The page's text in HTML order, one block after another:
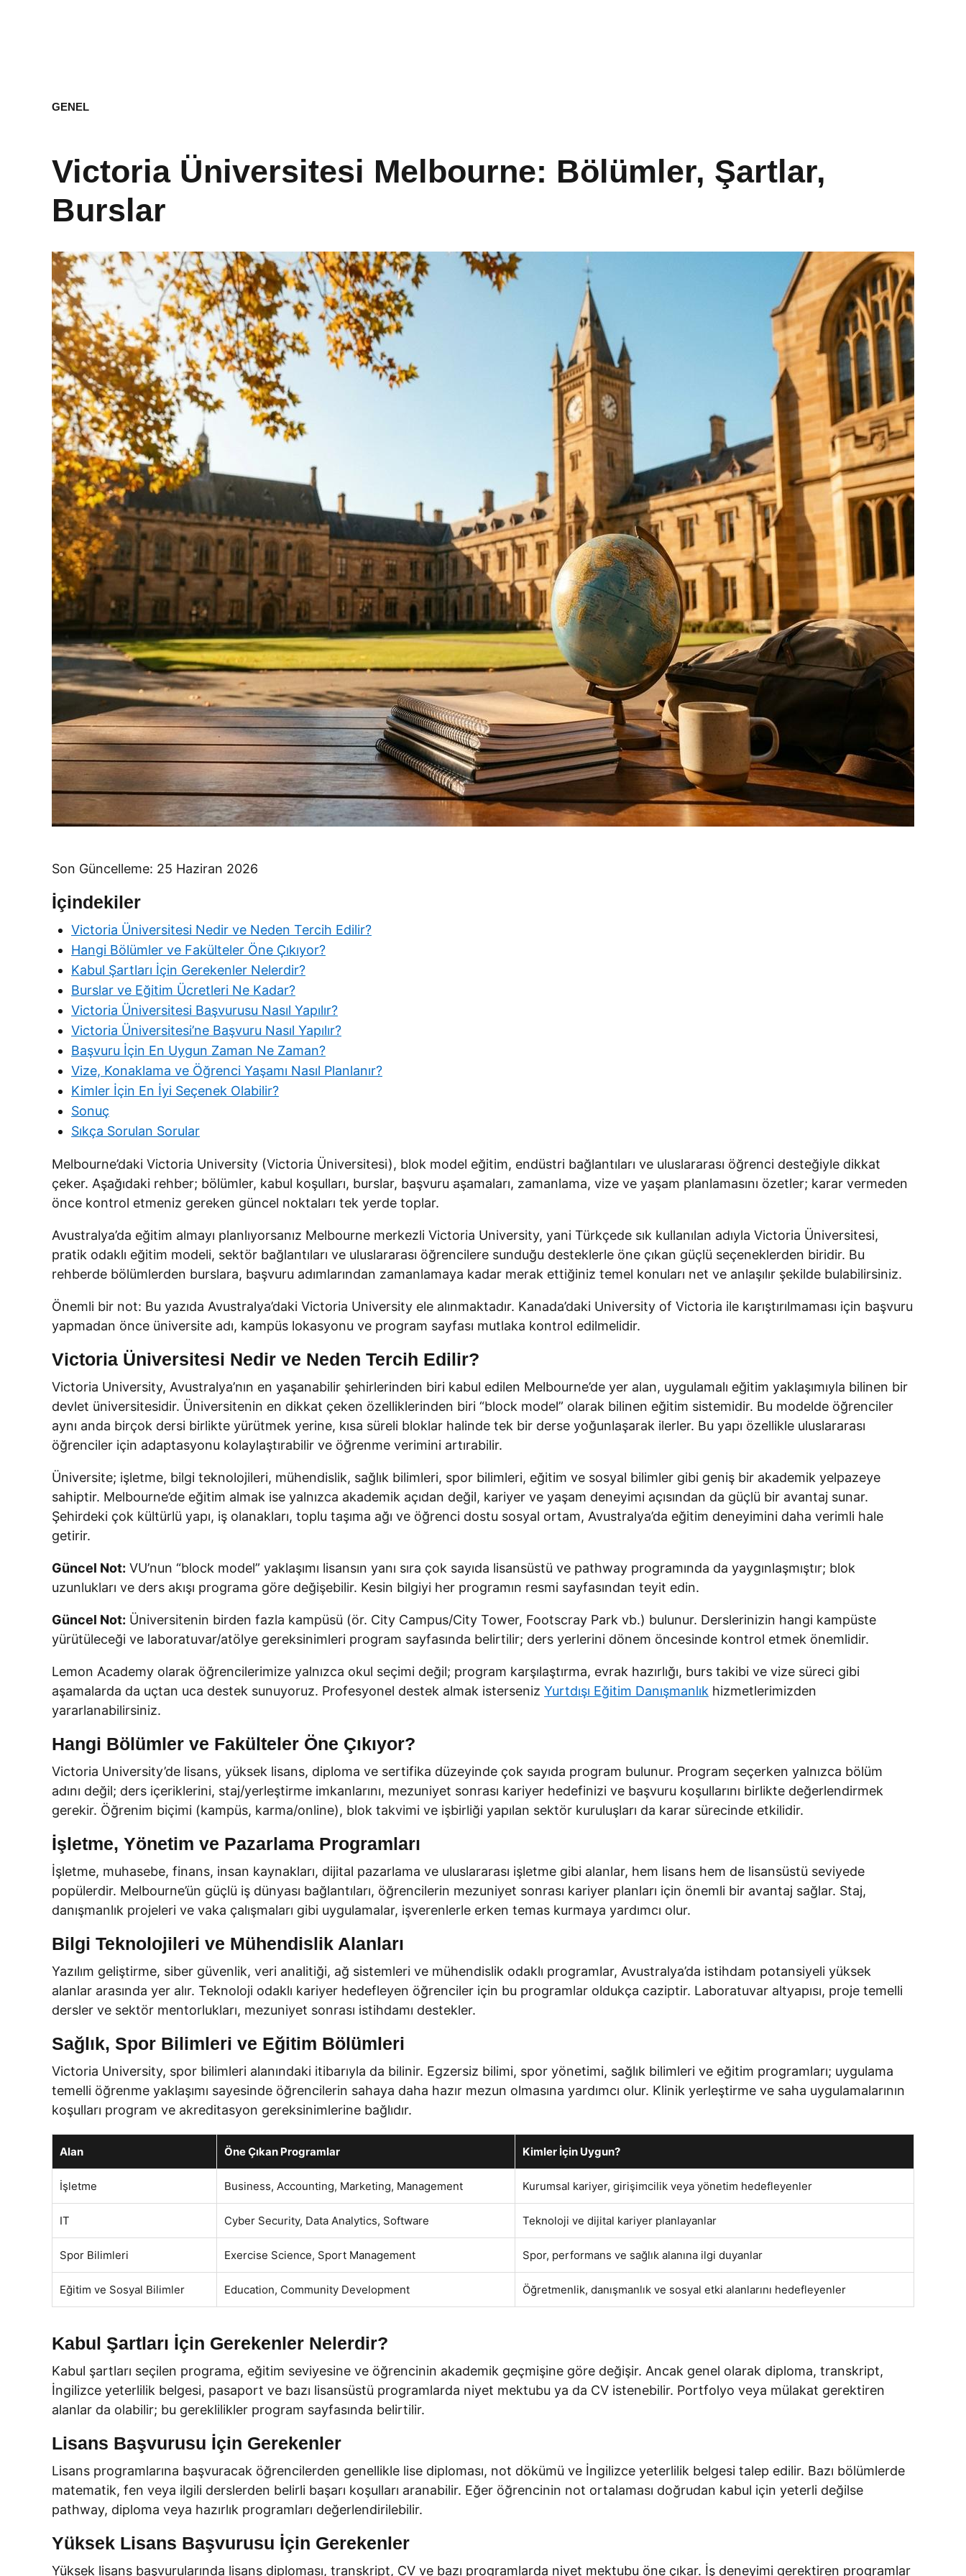
GENEL
Victoria Üniversitesi Melbourne: Bölümler, Şartlar,
Burslar
Son Güncelleme: 25 Haziran 2026
İçindekiler
Victoria Üniversitesi Nedir ve Neden Tercih Edilir?
Hangi Bölümler ve Fakülteler Öne Çıkıyor?
Kabul Şartları İçin Gerekenler Nelerdir?
Burslar ve Eğitim Ücretleri Ne Kadar?
Victoria Üniversitesi Başvurusu Nasıl Yapılır?
Victoria Üniversitesi’ne Başvuru Nasıl Yapılır?
Başvuru İçin En Uygun Zaman Ne Zaman?
Vize, Konaklama ve Öğrenci Yaşamı Nasıl Planlanır?
Kimler İçin En İyi Seçenek Olabilir?
Sonuç
Sıkça Sorulan Sorular
Melbourne’daki Victoria University (Victoria Üniversitesi), blok model eğitim, endüstri bağlantıları ve uluslararası öğrenci desteğiyle dikkat
çeker. Aşağıdaki rehber; bölümler, kabul koşulları, burslar, başvuru aşamaları, zamanlama, vize ve yaşam planlamasını özetler; karar vermeden
önce kontrol etmeniz gereken güncel noktaları tek yerde toplar.
Avustralya’da eğitim almayı planlıyorsanız Melbourne merkezli Victoria University, yani Türkçede sık kullanılan adıyla Victoria Üniversitesi,
pratik odaklı eğitim modeli, sektör bağlantıları ve uluslararası öğrencilere sunduğu desteklerle öne çıkan güçlü seçeneklerden biridir. Bu
rehberde bölümlerden burslara, başvuru adımlarından zamanlamaya kadar merak ettiğiniz temel konuları net ve anlaşılır şekilde bulabilirsiniz.
Önemli bir not: Bu yazıda Avustralya’daki Victoria University ele alınmaktadır. Kanada’daki University of Victoria ile karıştırılmaması için başvuru
yapmadan önce üniversite adı, kampüs lokasyonu ve program sayfası mutlaka kontrol edilmelidir.
Victoria Üniversitesi Nedir ve Neden Tercih Edilir?
Victoria University, Avustralya’nın en yaşanabilir şehirlerinden biri kabul edilen Melbourne’de yer alan, uygulamalı eğitim yaklaşımıyla bilinen bir
devlet üniversitesidir. Üniversitenin en dikkat çeken özelliklerinden biri “block model” olarak bilinen eğitim sistemidir. Bu modelde öğrenciler
aynı anda birçok dersi birlikte yürütmek yerine, kısa süreli bloklar halinde tek bir derse yoğunlaşarak ilerler. Bu yapı özellikle uluslararası
öğrenciler için adaptasyonu kolaylaştırabilir ve öğrenme verimini artırabilir.
Üniversite; işletme, bilgi teknolojileri, mühendislik, sağlık bilimleri, spor bilimleri, eğitim ve sosyal bilimler gibi geniş bir akademik yelpazeye
sahiptir. Melbourne’de eğitim almak ise yalnızca akademik açıdan değil, kariyer ve yaşam deneyimi açısından da güçlü bir avantaj sunar.
Şehirdeki çok kültürlü yapı, iş olanakları, toplu taşıma ağı ve öğrenci dostu sosyal ortam, Avustralya’da eğitim deneyimini daha verimli hale
getirir.
Güncel Not: VU’nun “block model” yaklaşımı lisansın yanı sıra çok sayıda lisansüstü ve pathway programında da yaygınlaşmıştır; blok
uzunlukları ve ders akışı programa göre değişebilir. Kesin bilgiyi her programın resmi sayfasından teyit edin.
Güncel Not: Üniversitenin birden fazla kampüsü (ör. City Campus/City Tower, Footscray Park vb.) bulunur. Derslerinizin hangi kampüste
yürütüleceği ve laboratuvar/atölye gereksinimleri program sayfasında belirtilir; ders yerlerini dönem öncesinde kontrol etmek önemlidir.
Lemon Academy olarak öğrencilerimize yalnızca okul seçimi değil; program karşılaştırma, evrak hazırlığı, burs takibi ve vize süreci gibi
aşamalarda da uçtan uca destek sunuyoruz. Profesyonel destek almak isterseniz Yurtdışı Eğitim Danışmanlık hizmetlerimizden
yararlanabilirsiniz.
Hangi Bölümler ve Fakülteler Öne Çıkıyor?
Victoria University’de lisans, yüksek lisans, diploma ve sertifika düzeyinde çok sayıda program bulunur. Program seçerken yalnızca bölüm
adını değil; ders içeriklerini, staj/yerleştirme imkanlarını, mezuniyet sonrası kariyer hedefinizi ve başvuru koşullarını birlikte değerlendirmek
gerekir. Öğrenim biçimi (kampüs, karma/online), blok takvimi ve işbirliği yapılan sektör kuruluşları da karar sürecinde etkilidir.
İşletme, Yönetim ve Pazarlama Programları
İşletme, muhasebe, finans, insan kaynakları, dijital pazarlama ve uluslararası işletme gibi alanlar, hem lisans hem de lisansüstü seviyede
popülerdir. Melbourne’ün güçlü iş dünyası bağlantıları, öğrencilerin mezuniyet sonrası kariyer planları için önemli bir avantaj sağlar. Staj,
danışmanlık projeleri ve vaka çalışmaları gibi uygulamalar, işverenlerle erken temas kurmaya yardımcı olur.
Bilgi Teknolojileri ve Mühendislik Alanları
Yazılım geliştirme, siber güvenlik, veri analitiği, ağ sistemleri ve mühendislik odaklı programlar, Avustralya’da istihdam potansiyeli yüksek
alanlar arasında yer alır. Teknoloji odaklı kariyer hedefleyen öğrenciler için bu programlar oldukça caziptir. Laboratuvar altyapısı, proje temelli
dersler ve sektör mentorlukları, mezuniyet sonrası istihdamı destekler.
Sağlık, Spor Bilimleri ve Eğitim Bölümleri
Victoria University, spor bilimleri alanındaki itibarıyla da bilinir. Egzersiz bilimi, spor yönetimi, sağlık bilimleri ve eğitim programları; uygulama
temelli öğrenme yaklaşımı sayesinde öğrencilerin sahaya daha hazır mezun olmasına yardımcı olur. Klinik yerleştirme ve saha uygulamalarının
koşulları program ve akreditasyon gereksinimlerine bağlıdır.
Alan Öne Çıkan Programlar Kimler İçin Uygun?
İşletme Business, Accounting, Marketing, Management Kurumsal kariyer, girişimcilik veya yönetim hedefleyenler
IT Cyber Security, Data Analytics, Software Teknoloji ve dijital kariyer planlayanlar
Spor Bilimleri Exercise Science, Sport Management Spor, performans ve sağlık alanına ilgi duyanlar
Eğitim ve Sosyal Bilimler Education, Community Development Öğretmenlik, danışmanlık ve sosyal etki alanlarını hedefleyenler
Kabul Şartları İçin Gerekenler Nelerdir?
Kabul şartları seçilen programa, eğitim seviyesine ve öğrencinin akademik geçmişine göre değişir. Ancak genel olarak diploma, transkript,
İngilizce yeterlilik belgesi, pasaport ve bazı lisansüstü programlarda niyet mektubu ya da CV istenebilir. Portfolyo veya mülakat gerektiren
alanlar da olabilir; bu gereklilikler program sayfasında belirtilir.
Lisans Başvurusu İçin Gerekenler
Lisans programlarına başvuracak öğrencilerden genellikle lise diploması, not dökümü ve İngilizce yeterlilik belgesi talep edilir. Bazı bölümlerde
matematik, fen veya ilgili derslerden belirli başarı koşulları aranabilir. Eğer öğrencinin not ortalaması doğrudan kabul için yeterli değilse
pathway, diploma veya hazırlık programları değerlendirilebilir.
Yüksek Lisans Başvurusu İçin Gerekenler
Yüksek lisans başvurularında lisans diploması, transkript, CV ve bazı programlarda niyet mektubu öne çıkar. İş deneyimi gerektiren programlar